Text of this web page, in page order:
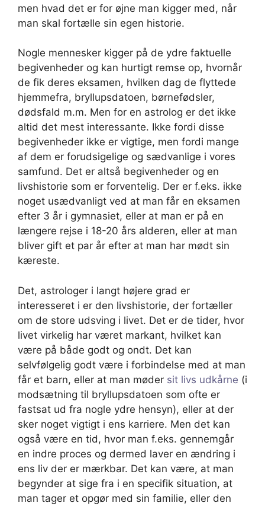
men hvad det er for øjne man kigger med, når
man skal fortælle sin egen historie.
Nogle mennesker kigger på de ydre faktuelle
begivenheder og kan hurtigt remse op, hvornår
de fik deres eksamen, hvilken dag de flyttede
hjemmefra, bryllupsdatoen, børnefødsler,
dødsfald m.m. Men for en astrolog er det ikke
altid det mest interessante. Ikke fordi disse
begivenheder ikke er vigtige, men fordi mange
af dem er forudsigelige og sædvanlige i vores
samfund. Det er altså begivenheder og en
livshistorie som er forventelig. Der er f.eks. ikke
noget usædvanligt ved at man får en eksamen
efter 3 år i gymnasiet, eller at man er på en
længere rejse i 18-20 års alderen, eller at man
bliver gift et par år efter at man har mødt sin
kæreste.
Det, astrologer i langt højere grad er
interesseret i er den livshistorie, der fortæller
om de store udsving i livet. Det er de tider, hvor
livet virkelig har været markant, hvilket kan
være på både godt og ondt. Det kan
selvfølgelig godt være i forbindelse med at man
får et barn, eller at man møder sit livs udkårne (i
modsætning til bryllupsdatoen som ofte er
fastsat ud fra nogle ydre hensyn), eller at der
sker noget vigtigt i ens karriere. Men det kan
også være en tid, hvor man f.eks. gennemgår
en indre proces og dermed laver en ændring i
ens liv der er mærkbar. Det kan være, at man
begynder at sige fra i en specifik situation, at
man tager et opgør med sin familie, eller den